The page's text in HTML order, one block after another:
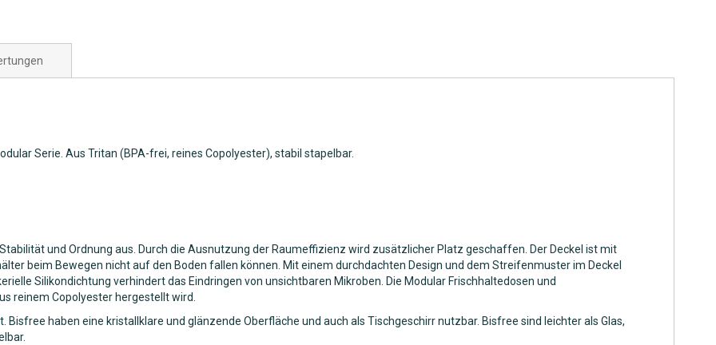
Serie. Aus Tritan (BPA-frei, reines Copolyester), stabil stapelbar.
und Ordnung aus. Durch die Ausnutzung der Raumeffizienz wird zusätzlicher Platz geschaffen. Der Deckel ist mit
beim Bewegen nicht auf den Boden fallen können. Mit einem durchdachten Design und dem Streifenmuster im Deckel
Silikondichtung verhindert das Eindringen von unsichtbaren Mikroben. Die Modular Frischhaltedosen und
reinem Copolyester hergestellt wird.
Bisfree haben eine kristallklare und glänzende Oberfläche und auch als Tischgeschirr nutzbar. Bisfree sind leichter als Glas,